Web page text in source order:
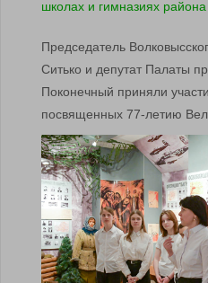
Председатель
Ситько и депутат Палаты
Поконечный приняли
посвященных 77-летию